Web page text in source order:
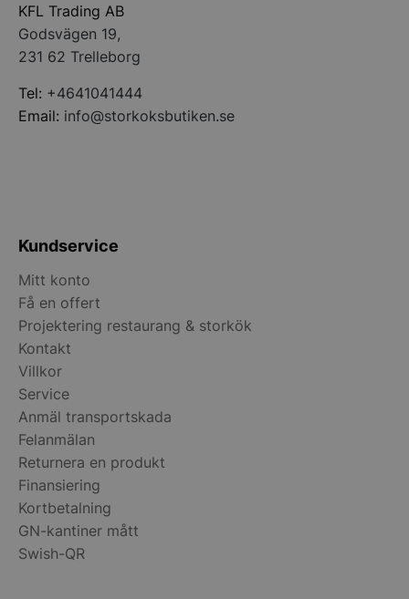
KFL Trading AB
Godsvägen 19,
231 62 Trelleborg
Tel: +4641041444
Email: info@storkoksbutiken.se
Kundservice
Mitt konto
Få en offert
Projektering restaurang & storkök
Kontakt
Villkor
Service
Anmäl transportskada
Felanmälan
Returnera en produkt
Finansiering
Kortbetalning
GN-kantiner mått
Swish-QR
Funktioner
Strikt nödvändiga kakor tillåter
kärnwebbplatsfunktioner som användarinloggning
användas ordentligt utan strikt nödvändiga cookies.
Namn
VISITOR_PRIVACY_METADATA